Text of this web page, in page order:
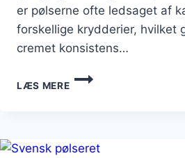
er pølserne ofte ledsaget af
forskellige krydderier, hvilket
cremet konsistens…
LÆS MERE
SVENSK
PØLSERET
ÆBLER